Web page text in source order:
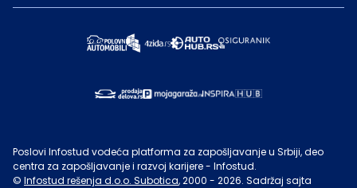
Poslovi Infostud vodeća platforma za zapošljavanje u Srbiji, deo
centra za zapošljavanje i razvoj karijere - Infostud.
© Infostud rešenja d.o.o. Subotica, 2000 - 2026. Sadržaj sajta